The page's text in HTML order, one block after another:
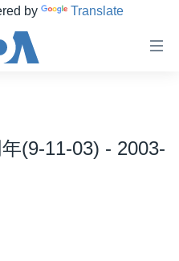
by Translate
(9-11-03) - 2003-